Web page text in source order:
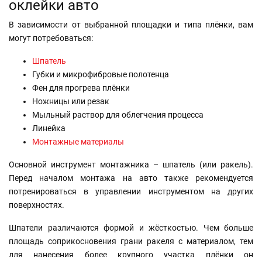
оклейки авто
В зависимости от выбранной площадки и типа плёнки, вам
могут потребоваться:
Шпатель
Губки и микрофибровые полотенца
Фен для прогрева плёнки
Ножницы или резак
Мыльный раствор для облегчения процесса
Линейка
Монтажные материалы
Основной инструмент монтажника – шпатель (или ракель).
Перед началом монтажа на авто также рекомендуется
потренироваться в управлении инструментом на других
поверхностях.
Шпатели различаются формой и жёсткостью. Чем больше
площадь соприкосновения грани ракеля с материалом, тем
для нанесения более крупного участка плёнки он